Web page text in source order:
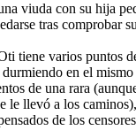
viuda con su hija
tras comprobar
tiene varios puntos
en el mismo
de una rara
le llevó a los
de los